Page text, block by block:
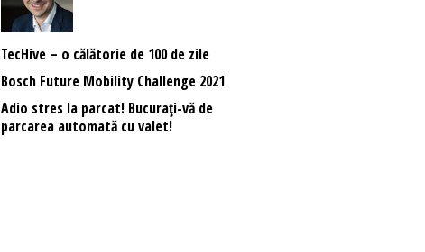
TecHive – o călătorie de 100 de zile
Bosch Future Mobility Challenge 2021
Adio stres la parcat! Bucuraţi-vă de
parcarea automată cu valet!